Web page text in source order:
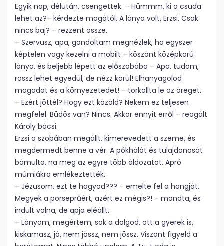
Egyik nap, délután, csengettek. – Hümmm, ki a csuda
lehet az?– kérdezte magától. A lánya volt, Erzsi. Csak
nincs baj? – rezzent össze.
– Szervusz, apa, gondoltam megnézlek, ha egyszer
képtelen vagy kezelni a mobilt – köszönt középkorú
lánya, és beljebb lépett az előszobába – Apa, tudom,
rossz lehet egyedül, de nézz körül! Elhanyagolod
magadat és a környezetedet! – torkollta le az öreget.
– Ezért jöttél? Hogy ezt közöld? Nekem ez teljesen
megfelel. Büdös van? Nincs. Akkor ennyit erről – reagált
Károly bácsi.
Erzsi a szobában megállt, kimerevedett a szeme, és
megdermedt benne a vér. A pókhálót és tulajdonosát
bámulta, na meg az egyre több áldozatot. Apró
múmiákra emlékeztették.
– Jézusom, ezt te hagyod??? – emelte fel a hangját.
Megyek a porseprűért, azért ez mégis?! – mondta, és
indult volna, de apja eléállt.
– Lányom, megértem, sok a dolgod, ott a gyerek is,
kiskamasz, jó, nem jössz, nem jössz. Viszont figyeld a